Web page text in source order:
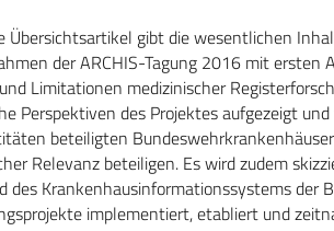
Übersichtsartikel gibt die wesentlichen
der ARCHIS-Tagung 2016 mit ersten
Limitationen medizinischer
Perspektiven des Projektes aufgezeigt
beteiligten
Relevanz beteiligen. Es wird zudem
des Krankenhausinformationssystems der
implementiert, etabliert und